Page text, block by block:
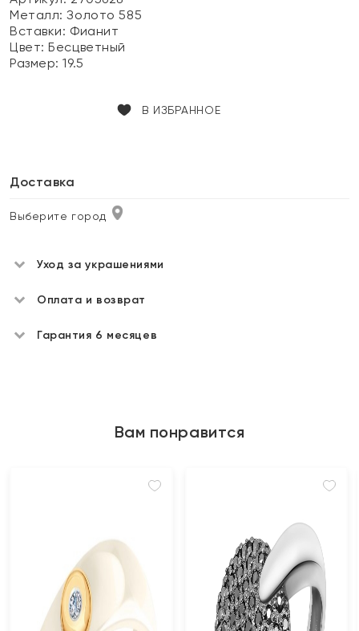
Металл:Золото 585
Вставки: Фианит
Цвет:Бесцветный
Размер:19.5
В ИЗБРАННОЕ
Доставка
Выберите город
Уход за украшениями
Оплата и возврат
Гарантия 6 месяцев
Вам понравится